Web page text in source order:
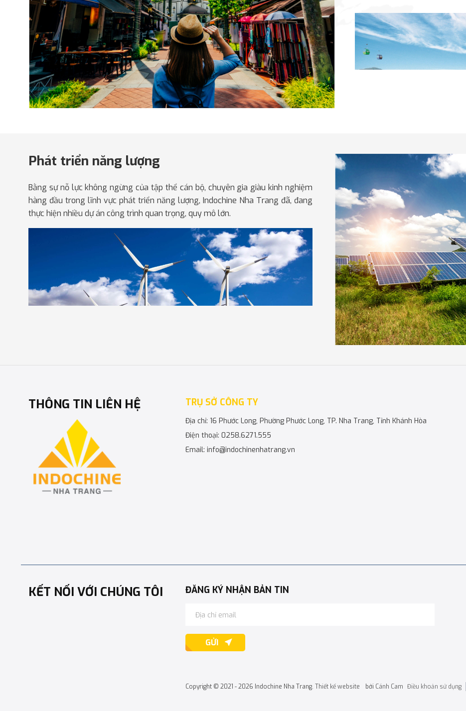
khách hàng sở hữu sản phẩm
View 5 sao đẳng cấp
Dịch vụ du lịch tại
Nghỉ
Phát triển năng lượng
Bằng sự nỗ lực không ngừng của tập thể cán bộ, chuyên gia giàu kinh nghiệm
hàng đầu trong lĩnh vực phát triển năng lượng, Indochine Nha Trang đã, đang
thực hiện nhiều dự án công trình quan trọng, quy mô lớn.
Công ty luôn tập trung phát triển nguồn nhân lực chất lượng cao, luôn tiên
phong ứng dụng công nghệ mới, tiên tiến của thế giới,.. vào công tác tư vấn
thiết kế công trình nhằm đáp ứng mọi yêu cầu khắt khe nhất của khách hàng,
thông qua đó khẳng định thương hiệu và uy tín công ty.
THÔNG TIN LIÊN HỆ TRỤ SỞ CÔNG TY
Địa chỉ: 16 Phước Long, Phường Phước Long, TP. Nha Trang, Tỉnh Khánh Hòa
Điện thoại: 0258.6271.555
Email: info@indochinenhatrang.vn
KẾT NỐI VỚI CHÚNG TÔI ĐĂNG KÝ NHẬN BẢN TIN
GỬI
Copyright © 2021 - 2026 Indochine Nha Trang. Thiết kế website bởi Cánh Cam Điều khoản sử dụng